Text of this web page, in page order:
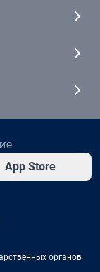
App Store
органов